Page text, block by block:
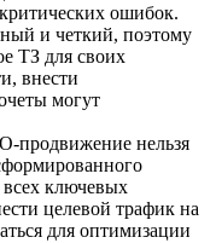
ошибок.
и четкий, поэтому
ТЗ для своих
внести
могут
продвижение нельзя
всех ключевых
целевой трафик на
для оптимизации